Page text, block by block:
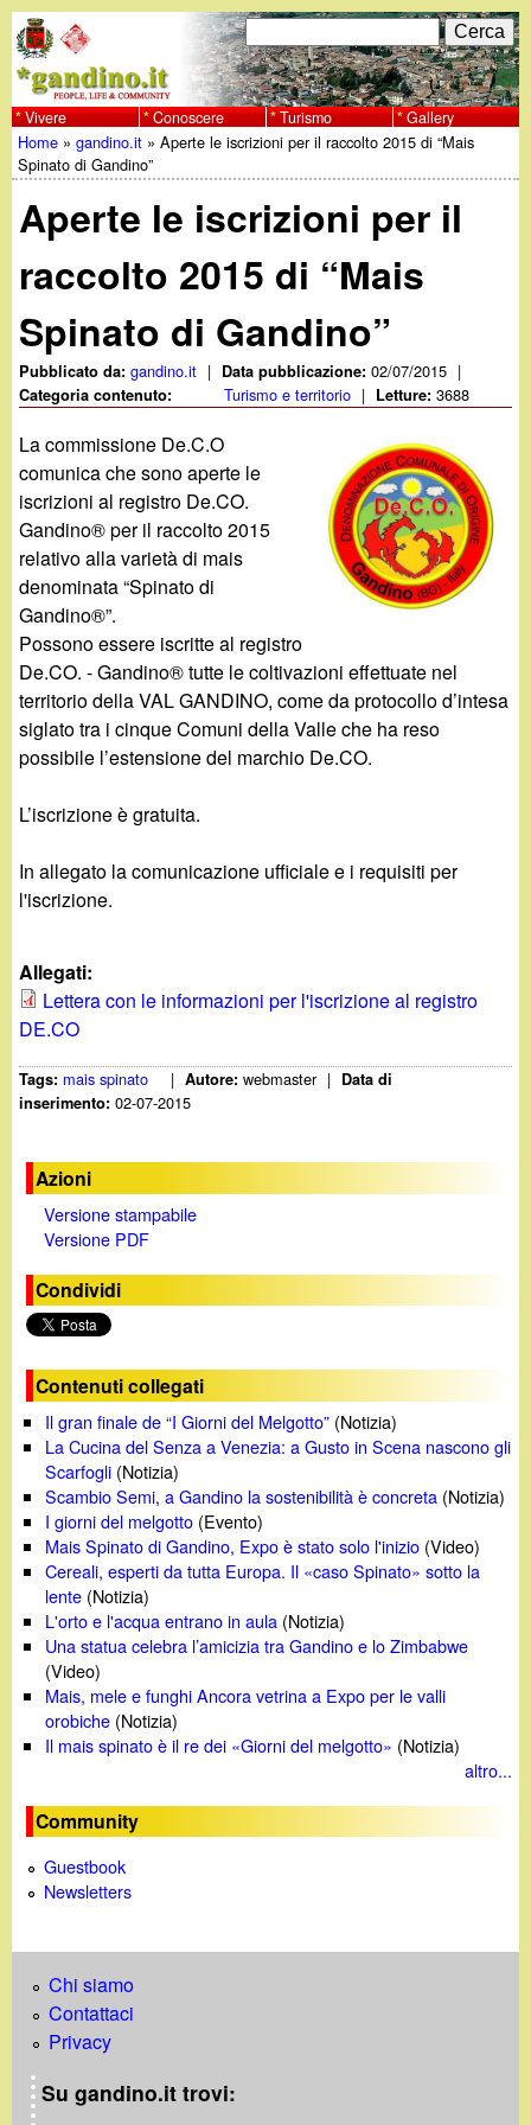
al
contenuto
principale
w
w
w
.
g
a
n
d
i
n
o
.
i
t
F
o
r
m
d
i
r
i
e
r
C
e
r
c
a
Vivere Conoscere Turismo Gallery
Tu
sei
qui
Home »gandino.it »Aperte le iscrizioni per il raccolto 2015 di “Mais
Spinato di Gandino”
Aperte le iscrizioni per il
raccolto 2015 di “Mais
Spinato di Gandino”
Pubblicato da:gandino.it | Data pubblicazione:02/07/2015 |
Categoria contenuto: Turismo e territorio | Letture:3688
La commissione De.C.O
comunica che sono aperte le
iscrizioni al registro De.CO.
Gandino® per il raccolto 2015
relativo alla varietà di mais
denominata “Spinato di
Gandino®”.
Possono essere iscritte al registro
De.CO. - Gandino® tutte le coltivazioni effettuate nel
territorio della VAL GANDINO, come da protocollo d’intesa
siglato tra i cinque Comuni della Valle che ha reso
possibile l’estensione del marchio De.CO.
L’iscrizione è gratuita.
In allegato la comunicazione ufficiale e i requisiti per
l'iscrizione.
Allegati:
Lettera con le informazioni per l'iscrizione al registro
DE.CO
Tags: mais spinato | Autore:webmaster |
Data di
inserimento:02-07-2015
Azioni
Versione stampabile
Versione PDF
Condividi
Contenuti collegati
Il gran finale de “I Giorni del Melgotto” (Notizia)
La Cucina del Senza a Venezia: a Gusto in Scena nascono gli
Scarfogli (Notizia)
Scambio Semi, a Gandino la sostenibilità è concreta (Notizia)
I giorni del melgotto (Evento)
Mais Spinato di Gandino, Expo è stato solo l'inizio (Video)
Cereali, esperti da tutta Europa. Il «caso Spinato» sotto la
lente (Notizia)
L'orto e l'acqua entrano in aula (Notizia)
Una statua celebra l’amicizia tra Gandino e lo Zimbabwe
(Video)
Mais, mele e funghi Ancora vetrina a Expo per le valli
orobiche (Notizia)
Il mais spinato è il re dei «Giorni del melgotto» (Notizia)
altro...
Community
Guestbook
Newsletters
Chi siamo
Contattaci
Privacy
Su gandino.it trovi: